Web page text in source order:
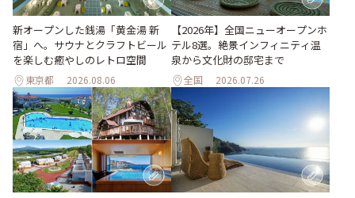
新オープンした銭湯「黄金湯 新
宿」へ。サウナとクラフトビール
を楽しむ癒やしのレトロ空間
東京都 2026.08.06
【2026年】全国ニューオープンホ
テル8選。絶景インフィニティ温
泉から文化財の邸宅まで
全国 2026.07.26